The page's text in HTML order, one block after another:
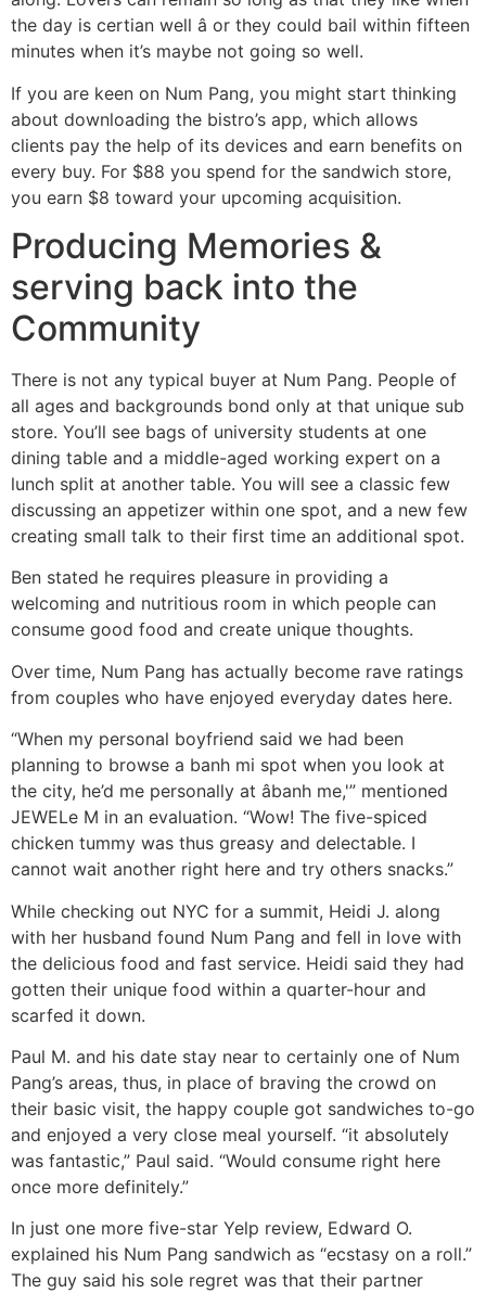
the day is certian well â or they could bail within fifteen
minutes when it’s maybe not going so well.
If you are keen on Num Pang, you might start thinking
about downloading the bistro’s app, which allows
clients pay the help of its devices and earn benefits on
every buy. For $88 you spend for the sandwich store,
you earn $8 toward your upcoming acquisition.
Producing Memories &
serving back into the
Community
There is not any typical buyer at Num Pang. People of
all ages and backgrounds bond only at that unique sub
store. You’ll see bags of university students at one
dining table and a middle-aged working expert on a
lunch split at another table. You will see a classic few
discussing an appetizer within one spot, and a new few
creating small talk to their first time an additional spot.
Ben stated he requires pleasure in providing a
welcoming and nutritious room in which people can
consume good food and create unique thoughts.
Over time, Num Pang has actually become rave ratings
from couples who have enjoyed everyday dates here.
“When my personal boyfriend said we had been
planning to browse a banh mi spot when you look at
the city, he’d me personally at âbanh me,'” mentioned
JEWELe M in an evaluation. “Wow! The five-spiced
chicken tummy was thus greasy and delectable. I
cannot wait another right here and try others snacks.”
While checking out NYC for a summit, Heidi J. along
with her husband found Num Pang and fell in love with
the delicious food and fast service. Heidi said they had
gotten their unique food within a quarter-hour and
scarfed it down.
Paul M. and his date stay near to certainly one of Num
Pang’s areas, thus, in place of braving the crowd on
their basic visit, the happy couple got sandwiches to-go
and enjoyed a very close meal yourself. “it absolutely
was fantastic,” Paul said. “Would consume right here
once more definitely.”
In just one more five-star Yelp review, Edward O.
explained his Num Pang sandwich as “ecstasy on a roll.”
The guy said his sole regret was that their partner